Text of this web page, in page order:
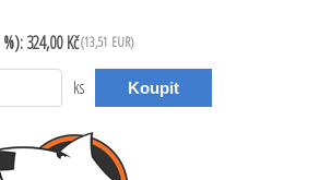
%):324,00 Kč(13,51 EUR)
ks